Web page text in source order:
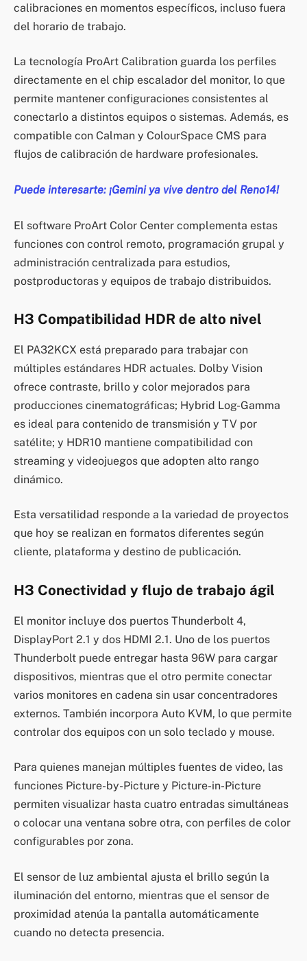
calibraciones en momentos específicos, incluso fuera
del horario de trabajo.
La tecnología ProArt Calibration guarda los perfiles
directamente en el chip escalador del monitor, lo que
permite mantener configuraciones consistentes al
conectarlo a distintos equipos o sistemas. Además, es
compatible con Calman y ColourSpace CMS para
flujos de calibración de hardware profesionales.
Puede interesarte: ¡Gemini ya vive dentro del Reno14!
El software ProArt Color Center complementa estas
funciones con control remoto, programación grupal y
administración centralizada para estudios,
postproductoras y equipos de trabajo distribuidos.
H3 Compatibilidad HDR de alto nivel
El PA32KCX está preparado para trabajar con
múltiples estándares HDR actuales. Dolby Vision
ofrece contraste, brillo y color mejorados para
producciones cinematográficas; Hybrid Log-Gamma
es ideal para contenido de transmisión y TV por
satélite; y HDR10 mantiene compatibilidad con
streaming y videojuegos que adopten alto rango
dinámico.
Esta versatilidad responde a la variedad de proyectos
que hoy se realizan en formatos diferentes según
cliente, plataforma y destino de publicación.
H3 Conectividad y flujo de trabajo ágil
El monitor incluye dos puertos Thunderbolt 4,
DisplayPort 2.1 y dos HDMI 2.1. Uno de los puertos
Thunderbolt puede entregar hasta 96W para cargar
dispositivos, mientras que el otro permite conectar
varios monitores en cadena sin usar concentradores
externos. También incorpora Auto KVM, lo que permite
controlar dos equipos con un solo teclado y mouse.
Para quienes manejan múltiples fuentes de video, las
funciones Picture-by-Picture y Picture-in-Picture
permiten visualizar hasta cuatro entradas simultáneas
o colocar una ventana sobre otra, con perfiles de color
configurables por zona.
El sensor de luz ambiental ajusta el brillo según la
iluminación del entorno, mientras que el sensor de
proximidad atenúa la pantalla automáticamente
cuando no detecta presencia.